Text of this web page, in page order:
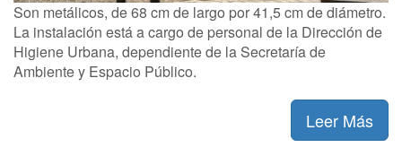
Son metálicos, de 68 cm de largo por 41,5 cm de diámetro.
La instalación está a cargo de personal de la Dirección de
Higiene Urbana, dependiente de la Secretaría de
Ambiente y Espacio Público.
Leer Más